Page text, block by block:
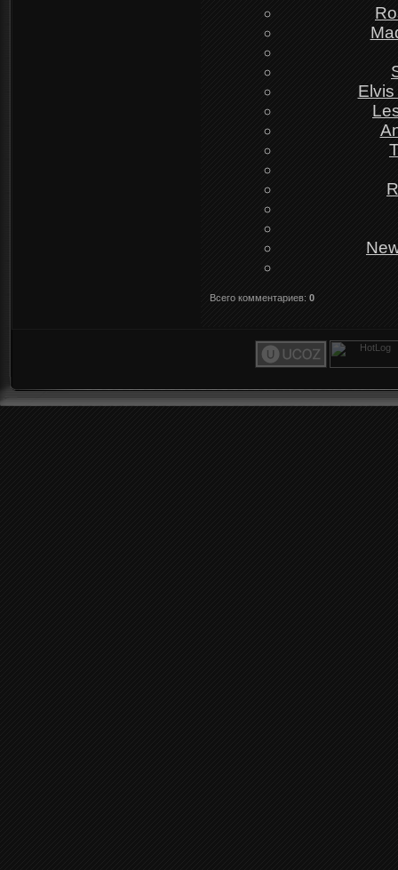
Всего комментариев: 0